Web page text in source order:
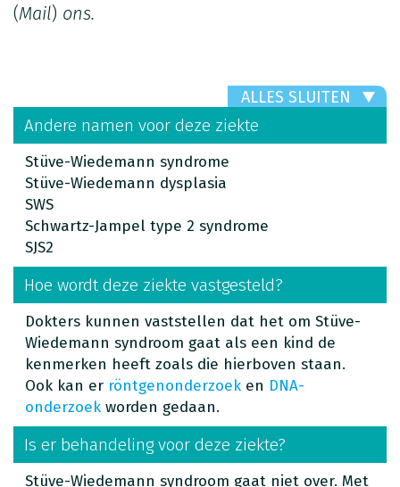
(Mail) ons.
ALLES SLUITEN
Andere namen voor deze ziekte
Stüve-Wiedemann syndrome
Stüve-Wiedemann dysplasia
SWS
Schwartz-Jampel type 2 syndrome
SJS2
Hoe wordt deze ziekte vastgesteld?
Dokters kunnen vaststellen dat het om Stüve-
Wiedemann syndroom gaat als een kind de
kenmerken heeft zoals die hierboven staan.
Ook kan er röntgenonderzoek en DNA-
onderzoek worden gedaan.
Is er behandeling voor deze ziekte?
Stüve-Wiedemann syndroom gaat niet over. Met